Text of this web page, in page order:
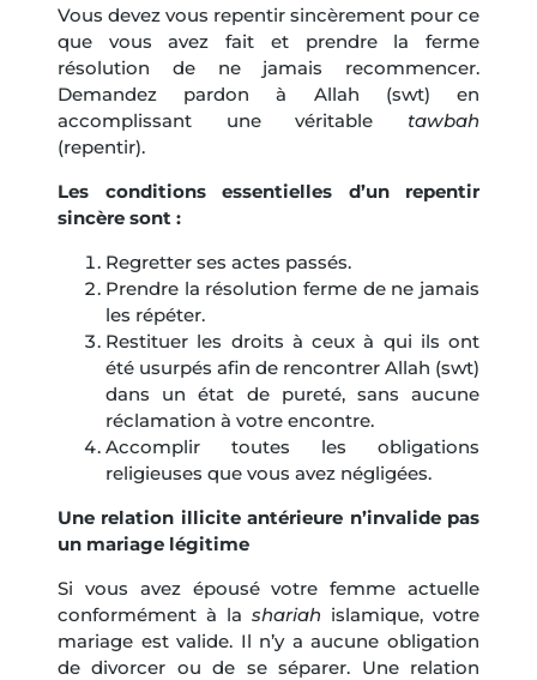
Vous devez vous repentir sincèrement pour ce
que vous avez fait et prendre la ferme
résolution de ne jamais recommencer.
Demandez pardon à Allah (swt) en
accomplissant une véritable tawbah
(repentir).
Les conditions essentielles d’un repentir
sincère sont :
Regretter ses actes passés.
Prendre la résolution ferme de ne jamais
les répéter.
Restituer les droits à ceux à qui ils ont
été usurpés afin de rencontrer Allah (swt)
dans un état de pureté, sans aucune
réclamation à votre encontre.
Accomplir toutes les obligations
religieuses que vous avez négligées.
Une relation illicite antérieure n’invalide pas
un mariage légitime
Si vous avez épousé votre femme actuelle
conformément à la shariah islamique, votre
mariage est valide. Il n’y a aucune obligation
de divorcer ou de se séparer. Une relation